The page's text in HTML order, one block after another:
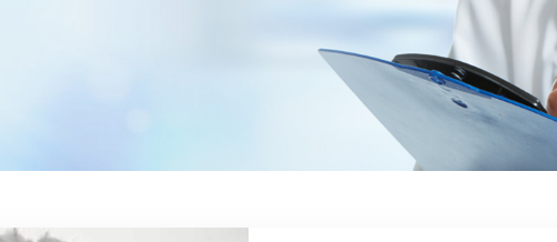
thư dạ
Dịch vụ phẫu thuật cắt
Dịch vụ xét nghiệm
sàng lọc trước sinh
NIPT
Thai sản trọn gói
Khám phụ khoa - Chăm
sóc sức khỏe sinh sản